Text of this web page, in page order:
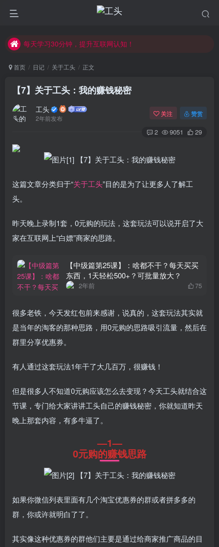
所有拆解测评，均为虚构，自行辨别风险！
每天学习30分钟，提升互联网认知！
首页 日记 关于工头 正文
【7】关于工头：我的赚钱秘密
工头
2年前发布
关注 赞赏
2 9051 29
这篇文章分类归于“关于工头”目的是为了让更多人了解工
头。
昨天晚上录制1套，0元购的玩法，这套玩法可以说开启了大
家在互联网上“白嫖”商家的思路。
【中级篇第25课】：啥都不干？每天买买
东西，1天轻松500+？可批量放大？
2年前 75
很多老铁，今天发红包前来感谢，说真的，这套玩法其实就
是当年的淘客的那种思路，用0元购的思路吸引流量，然后在
群里分享优惠券。
有人通过这套玩法1年干了大几百万，很赚钱！
但是很多人不知道0元购应该怎么去变现？今天工头就结合这
节课，专门给大家讲讲工头自己的赚钱秘密，你就知道昨天
晚上那套内容，有多牛逼了。
—1—
0元购的赚钱思路
如果你微信列表里面有几个淘宝优惠券的群或者拼多多的
群，你或许就明白了了。
其实像这种优惠券的群他们主要是通过给商家推广商品的目